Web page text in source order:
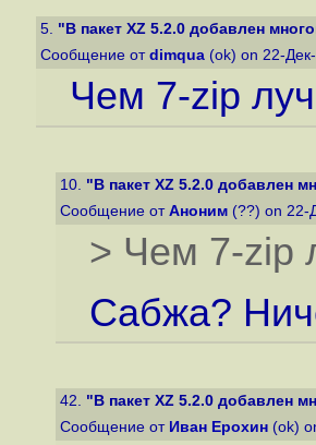
5. "В пакет XZ 5.2.0 добавлен
Сообщение от dimqua (ok) on 22-
Чем 7-zip
10. "В пакет XZ 5.2.0 добавлен
Сообщение от Аноним (??) on 22-
> Чем 7-zip
Сабжа?
42. "В пакет XZ 5.2.0 добавлен
Сообщение от Иван Ерохин (ok)